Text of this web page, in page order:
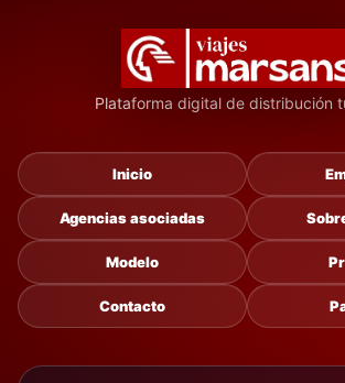
Plataforma digital de distribución
Inicio
Agencias asociadas
Modelo
Contacto